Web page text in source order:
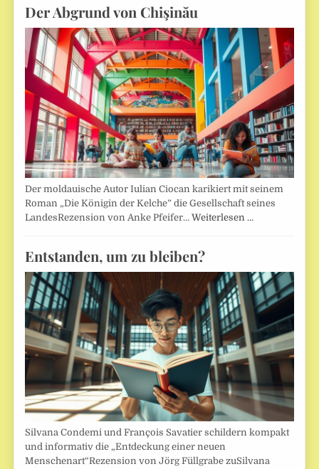
Der Abgrund von Chişinău
Der moldauische Autor Iulian Ciocan karikiert mit seinem
Roman „Die Königin der Kelche” die Gesellschaft seines
LandesRezension von Anke Pfeifer…Weiterlesen …
Entstanden, um zu bleiben?
Silvana Condemi und François Savatier schildern kompakt
und informativ die „Entdeckung einer neuen
Menschenart“Rezension von Jörg Füllgrabe zuSilvana